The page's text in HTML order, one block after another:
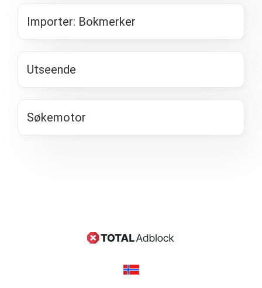
Importer: Bokmerker
Utseende
Søkemotor